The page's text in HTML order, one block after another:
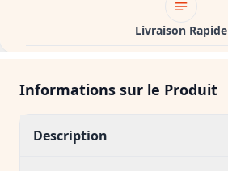
Livraison Rapide
Informations sur le Produit
Description